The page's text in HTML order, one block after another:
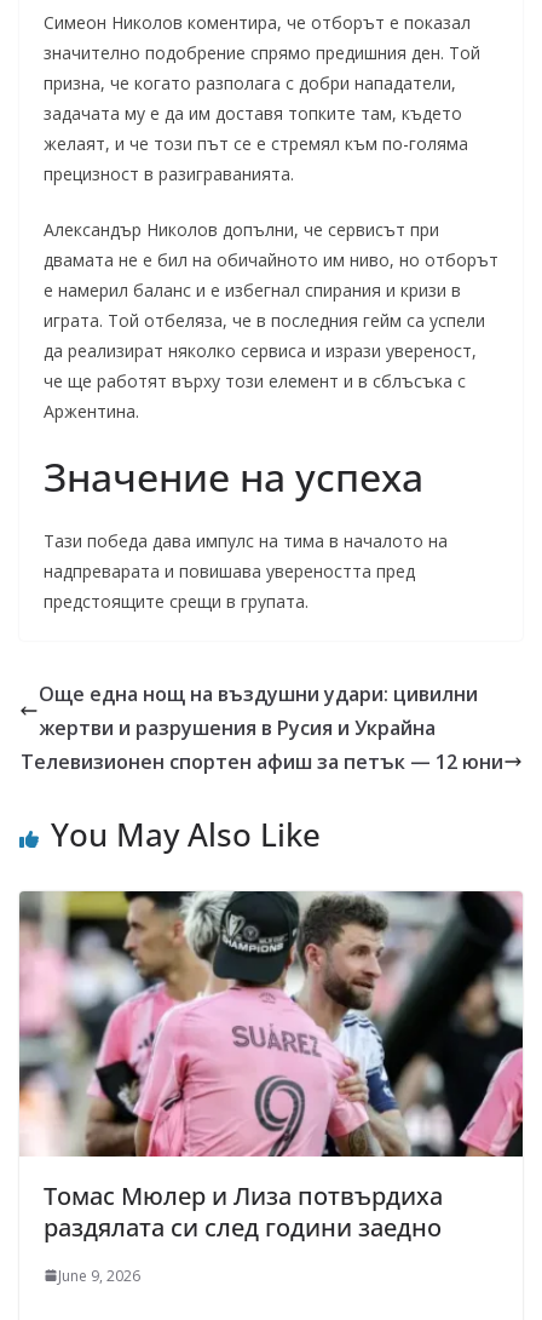
Симеон Николов коментира, че отборът е показал
значително подобрение спрямо предишния ден. Той
призна, че когато разполага с добри нападатели,
задачата му е да им доставя топките там, където
желаят, и че този път се е стремял към по-голяма
прецизност в разиграванията.
Александър Николов допълни, че сервисът при
двамата не е бил на обичайното им ниво, но отборът
е намерил баланс и е избегнал спирания и кризи в
играта. Той отбеляза, че в последния гейм са успели
да реализират няколко сервиса и изрази увереност,
че ще работят върху този елемент и в сблъсъка с
Аржентина.
Значение на успеха
Тази победа дава импулс на тима в началото на
надпреварата и повишава увереността пред
предстоящите срещи в групата.
Още една нощ на въздушни удари: цивилни
жертви и разрушения в Русия и Украйна
Телевизионен спортен афиш за петък — 12 юни
You May Also Like
Томас Мюлер и Лиза потвърдиха
раздялата си след години заедно
June 9, 2026